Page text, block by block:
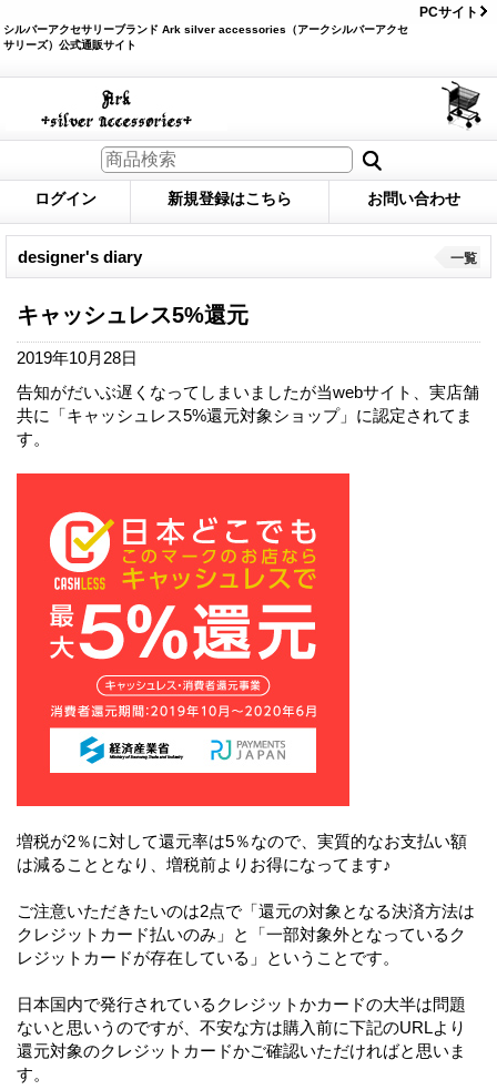
シルバーアクセサリーブランド Ark silver accessories（アークシルバーアクセ
サリーズ）公式通販サイト
PCサイト
ログイン 新規登録はこちら お問い合わせ
designer's diary 一覧
キャッシュレス5%還元
2019年10月28日
告知がだいぶ遅くなってしまいましたが当webサイト、実店舗
共に「キャッシュレス5%還元対象ショップ」に認定されてま
す。
増税が2％に対して還元率は5％なので、実質的なお支払い額
は減ることとなり、増税前よりお得になってます♪
ご注意いただきたいのは2点で「還元の対象となる決済方法は
クレジットカード払いのみ」と「一部対象外となっているク
レジットカードが存在している」ということです。
日本国内で発行されているクレジットかカードの大半は問題
ないと思いうのですが、不安な方は購入前に下記のURLより
還元対象のクレジットカードかご確認いただければと思いま
す。